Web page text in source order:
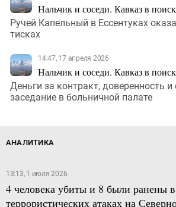
Нальчик и соседи. Кавказ в
Ручей Капельный в Ессентуках
тисках
14:47, 17 апреля 2026
Нальчик и соседи. Кавказ в
Деньги за контракт, доверенность и
заседание в больничной палате
АНАЛИТИКА
13:13, 1 июля 2026
4 человека убиты и 8 были ранены
террористических атаках на